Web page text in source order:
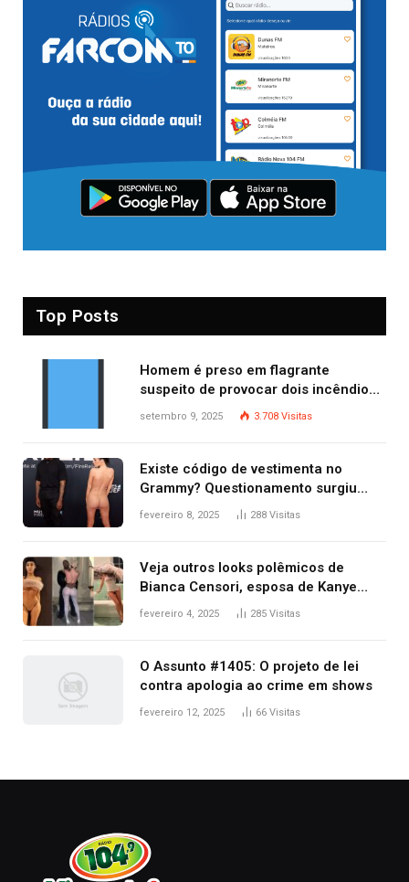
Top Posts
Homem é preso em flagrante
suspeito de provocar dois incêndios
criminosos no mesmo dia
setembro 9, 2025 3.708 Visitas
Existe código de vestimenta no
Grammy? Questionamento surgiu
após Bianca Censori, mulher de
fevereiro 8, 2025 288 Visitas
Veja outros looks polêmicos de
Bianca Censori, esposa de Kanye
West que apareceu nua no Grammy
fevereiro 4, 2025 285 Visitas
O Assunto #1405: O projeto de lei
contra apologia ao crime em shows
fevereiro 12, 2025 66 Visitas